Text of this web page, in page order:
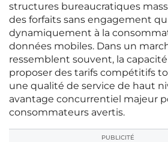
structures bureaucratiques
des forfaits sans engagement
dynamiquement à la
données mobiles. Dans un
ressemblent souvent, la capacité
proposer des tarifs compétitifs
une qualité de service de haut
avantage concurrentiel majeur
consommateurs avertis.
PUBLICITÉ